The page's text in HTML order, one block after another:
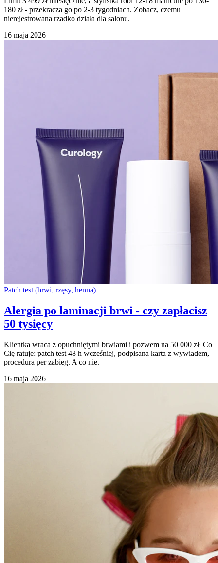
180 zł - przekracza go po 2-3 tygodniach. Zobacz, czemu
nierejestrowana rzadko działa dla salonu.
16 maja 2026
Patch test (brwi, rzęsy, henna)
Alergia po laminacji brwi - czy zapłacisz
50 tysięcy
Klientka wraca z opuchniętymi brwiami i pozwem na 50 000 zł. Co
Cię ratuje: patch test 48 h wcześniej, podpisana karta z wywiadem,
procedura per zabieg. A co nie.
16 maja 2026